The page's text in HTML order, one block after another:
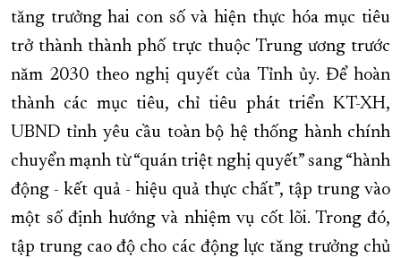
tăng trưởng hai con số và hiện thực hóa mục tiêu
trở thành thành phố trực thuộc Trung ương trước
năm 2030 theo nghị quyết của Tỉnh ủy. Để hoàn
thành các mục tiêu, chỉ tiêu phát triển KT-XH,
UBND tỉnh yêu cầu toàn bộ hệ thống hành chính
chuyển mạnh từ “quán triệt nghị quyết” sang “hành
động - kết quả - hiệu quả thực chất”, tập trung vào
một số định hướng và nhiệm vụ cốt lõi. Trong đó,
tập trung cao độ cho các động lực tăng trưởng chủ